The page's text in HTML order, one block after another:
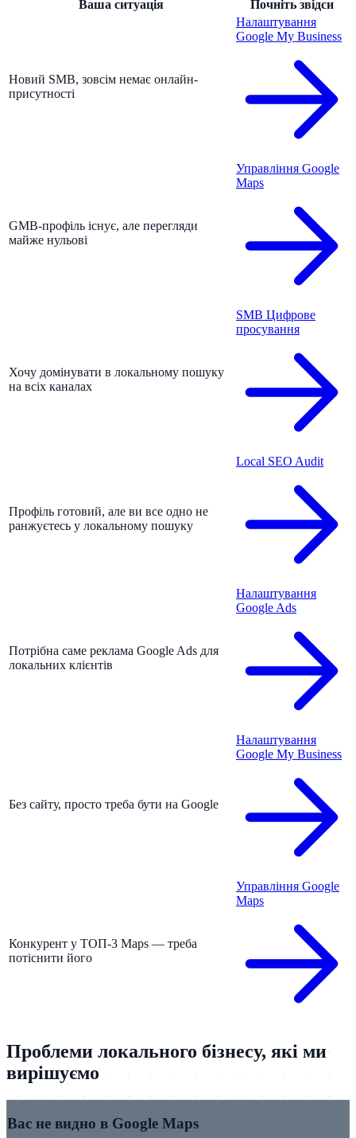
Ваша ситуація Почніть звідси
Новий SMB, зовсім немає онлайн-
присутності
Налаштування
Google My Business
GMB-профіль існує, але перегляди
майже нульові
Управління Google
Maps
Хочу домінувати в локальному пошуку
на всіх каналах
SMB Цифрове
просування
Профіль готовий, але ви все одно не
ранжуєтесь у локальному пошуку
Local SEO Audit
Потрібна саме реклама Google Ads для
локальних клієнтів
Налаштування
Google Ads
Без сайту, просто треба бути на Google
Налаштування
Google My Business
Конкурент у ТОП-3 Maps — треба
потіснити його
Управління Google
Maps
Проблеми локального бізнесу, які ми
вирішуємо
Вас не видно в Google Maps